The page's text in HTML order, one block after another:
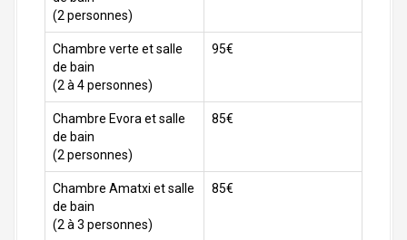
(2 personnes)
Chambre verte et salle
de bain
(2 à 4 personnes)
95€
Chambre Evora et salle
de bain
(2 personnes)
85€
Chambre Amatxi et salle
de bain
(2 à 3 personnes)
85€